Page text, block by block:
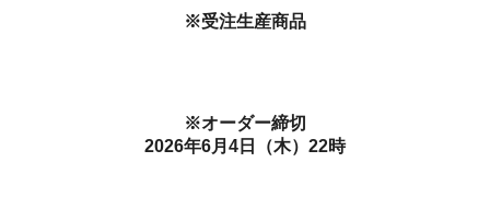
※受注生産商品
※オーダー締切
2026年6月4日（木）22時